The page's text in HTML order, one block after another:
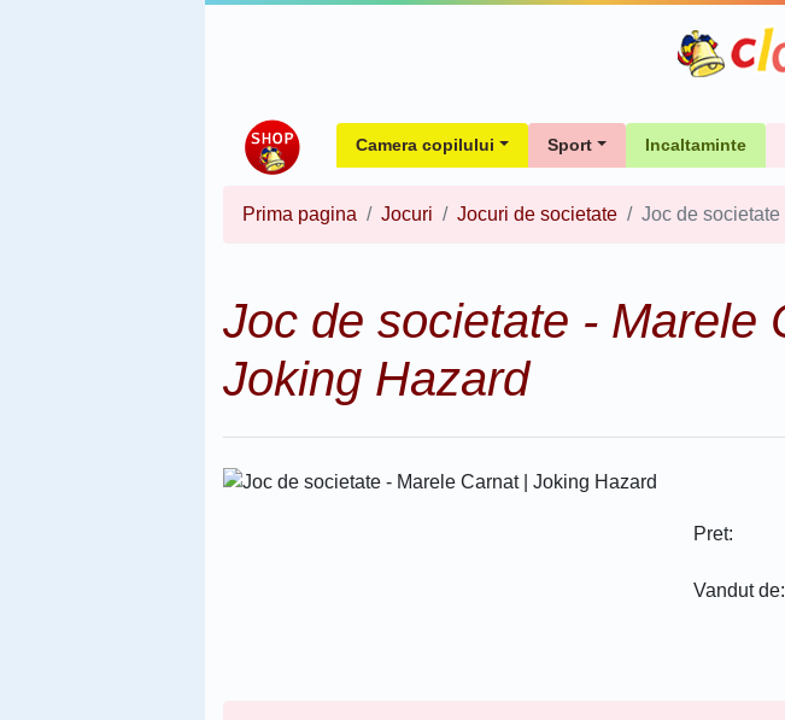
Camera copilului Sport Incaltaminte
Prima pagina Jocuri Jocuri de societate Joc de
Joc de societate - Marele
Joking Hazard
Pret:
Vandut de: